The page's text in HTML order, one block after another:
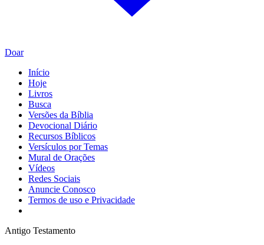
Doar
Início
Hoje
Livros
Busca
Versões da Bíblia
Devocional Diário
Recursos Bíblicos
Versículos por Temas
Mural de Orações
Vídeos
Redes Sociais
Anuncie Conosco
Termos de uso e Privacidade
Antigo Testamento